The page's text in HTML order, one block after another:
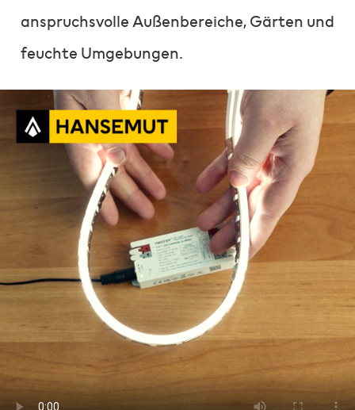
anspruchsvolle Außenbereiche, Gärten und
feuchte Umgebungen.